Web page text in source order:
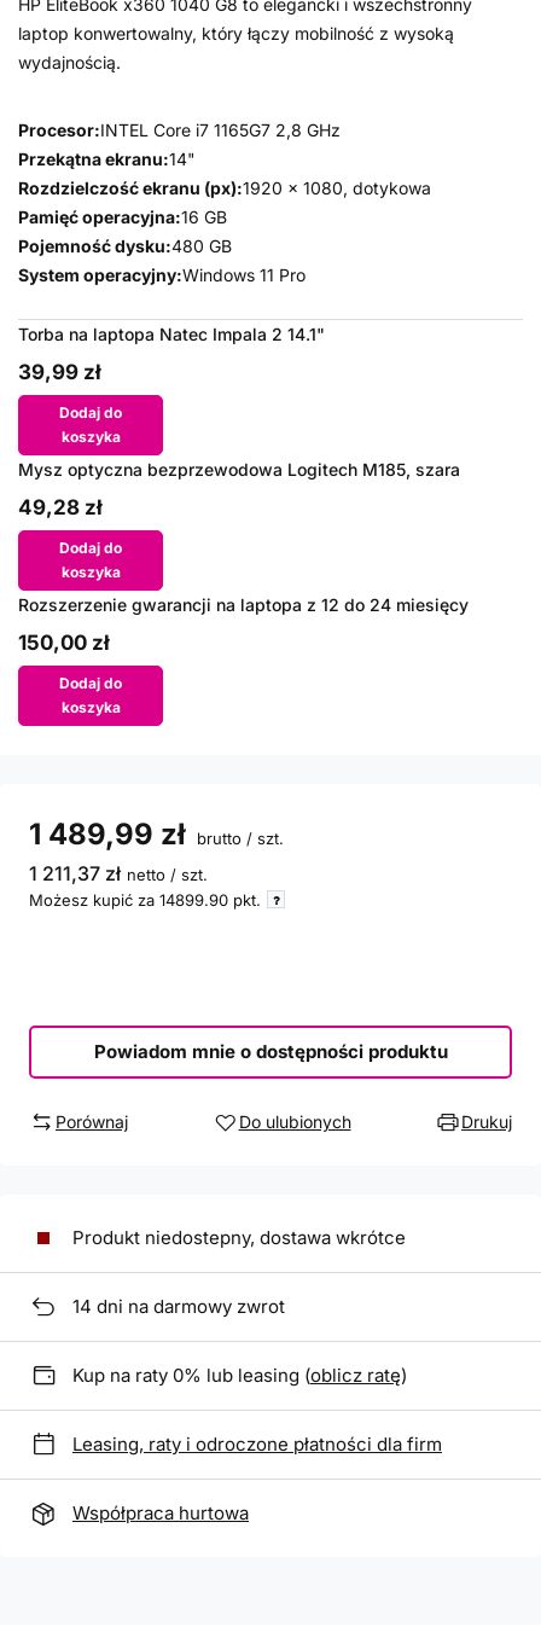
HP EliteBook x360 1040 G8 to elegancki i wszechstronny
laptop konwertowalny, który łączy mobilność z wysoką
wydajnością.
Procesor:INTEL Core i7 1165G7 2,8 GHz
Przekątna ekranu:14"
Rozdzielczość ekranu (px):1920 x 1080, dotykowa
Pamięć operacyjna:16 GB
Pojemność dysku:480 GB
System operacyjny:Windows 11 Pro
Torba na laptopa Natec Impala 2 14.1"
39,99 zł
Dodaj do
koszyka
Mysz optyczna bezprzewodowa Logitech M185, szara
49,28 zł
Dodaj do
koszyka
Rozszerzenie gwarancji na laptopa z 12 do 24 miesięcy
150,00 zł
Dodaj do
koszyka
1 489,99 zł brutto / szt.
1 211,37 zł netto / szt.
Możesz kupić za 14899.90 pkt.
Powiadom mnie o dostępności produktu
Porównaj Do ulubionych Drukuj
Produkt niedostepny, dostawa wkrótce
14 dni na darmowy zwrot
Kup na raty 0% lub leasing (oblicz ratę)
Leasing, raty i odroczone płatności dla firm
Współpraca hurtowa